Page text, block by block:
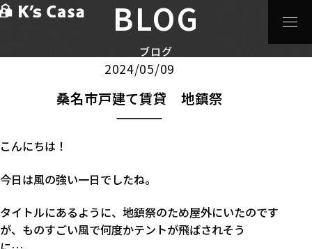
BLOG
ブログ
注文住宅> 桑名市戸建て賃貸 地鎮祭
2024/05/09
桑名市戸建て賃貸 地鎮祭
こんにちは！
今日は風の強い一日でしたね。
タイトルにあるように、地鎮祭のため屋外にいたのです
が、ものすごい風で何度かテントが飛ばされそう